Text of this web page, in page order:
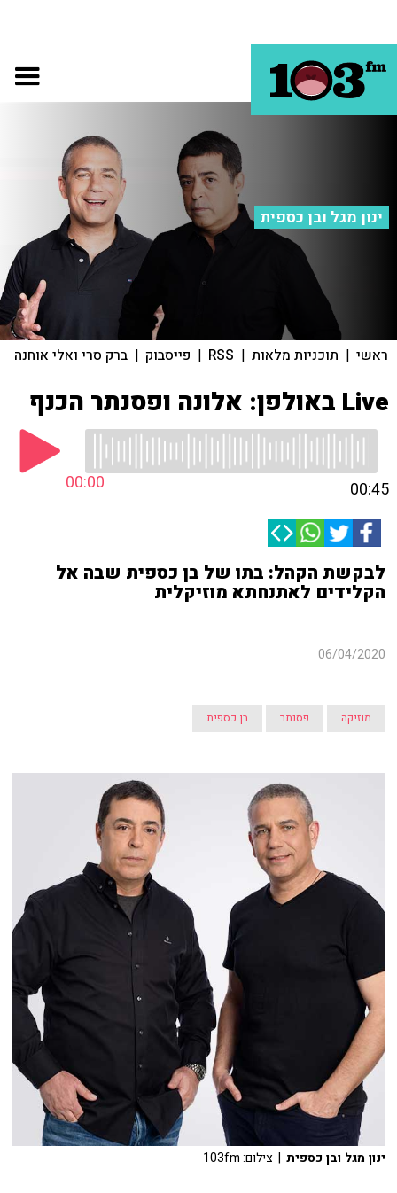
ינון מגל ובן כספית
ראשי | תוכניות מלאות |
RSS
| פייסבוק | ברק סרי ואלי אוחנה
Live באולפן: אלונה ופסנתר הכנף
00:00 00:45
לבקשת הקהל: בתו של בן כספית שבה אל
הקלידים לאתנחתא מוזיקלית
06/04/2020
מוזיקה פסנתר בן כספית
ינון מגל ובן כספית | צילום: 103fm